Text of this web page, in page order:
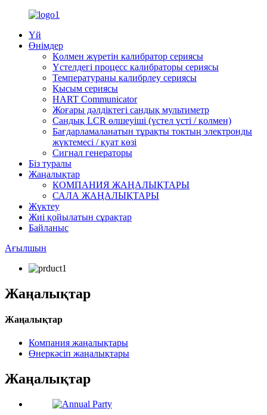
Үй
Өнімдер
Қолмен жүретін калибратор сериясы
Үстелдегі процесс калибраторы сериясы
Температураны калибрлеу сериясы
Қысым сериясы
HART Communicator
Жоғары дәлдіктегі сандық мультиметр
Сандық LCR өлшеуіші (үстел үсті / қолмен)
Бағдарламаланатын тұрақты токтың электронды
жүктемесі / қуат көзі
Сигнал генераторы
Біз туралы
Жаңалықтар
КОМПАНИЯ ЖАҢАЛЫҚТАРЫ
САЛА ЖАҢАЛЫҚТАРЫ
Жүктеу
Жиі қойылатын сұрақтар
Байланыс
Ағылшын
Жаңалықтар
Жаңалықтар
Компания жаңалықтары
Өнеркәсіп жаңалықтары
Жаңалықтар